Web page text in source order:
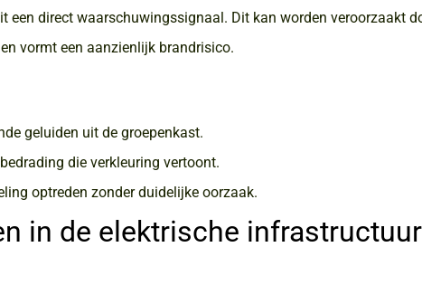
een direct waarschuwingssignaal. Dit kan worden veroorzaakt
vormt een aanzienlijk brandrisico.
geluiden uit de groepenkast.
die verkleuring vertoont.
optreden zonder duidelijke oorzaak.
in de elektrische